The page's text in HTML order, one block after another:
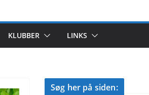
KLUBBER LINKS
Søg her på siden: